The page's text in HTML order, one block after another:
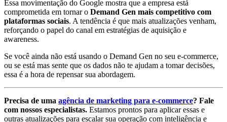
Essa movimentação do Google mostra que a empresa está
comprometida em tornar o Demand Gen mais competitivo com
plataformas sociais. A tendência é que mais atualizações venham,
reforçando o papel do canal em estratégias de aquisição e
awareness.
Se você ainda não está usando o Demand Gen no seu e-commerce,
ou se está mas sente que os dados não te ajudam a tomar decisões,
essa é a hora de repensar sua abordagem.
Precisa de uma agência de marketing para e-commerce? Fale
com nossos especialistas. Estamos prontos para aplicar essas e
outras atualizações para escalar sua operação com inteligência e